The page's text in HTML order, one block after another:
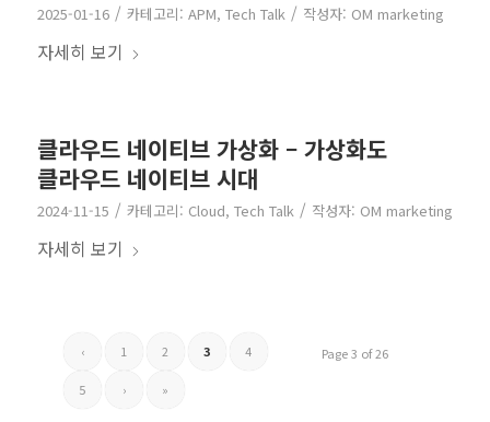
2025-01-16 / 카테고리: APM, Tech Talk / 작성자: OM marketing
자세히 보기
클라우드 네이티브 가상화 – 가상화도
클라우드 네이티브 시대
2024-11-15 / 카테고리: Cloud, Tech Talk / 작성자: OM marketing
자세히 보기
Page 3 of 26
‹ 1 2 3 4
5 › »